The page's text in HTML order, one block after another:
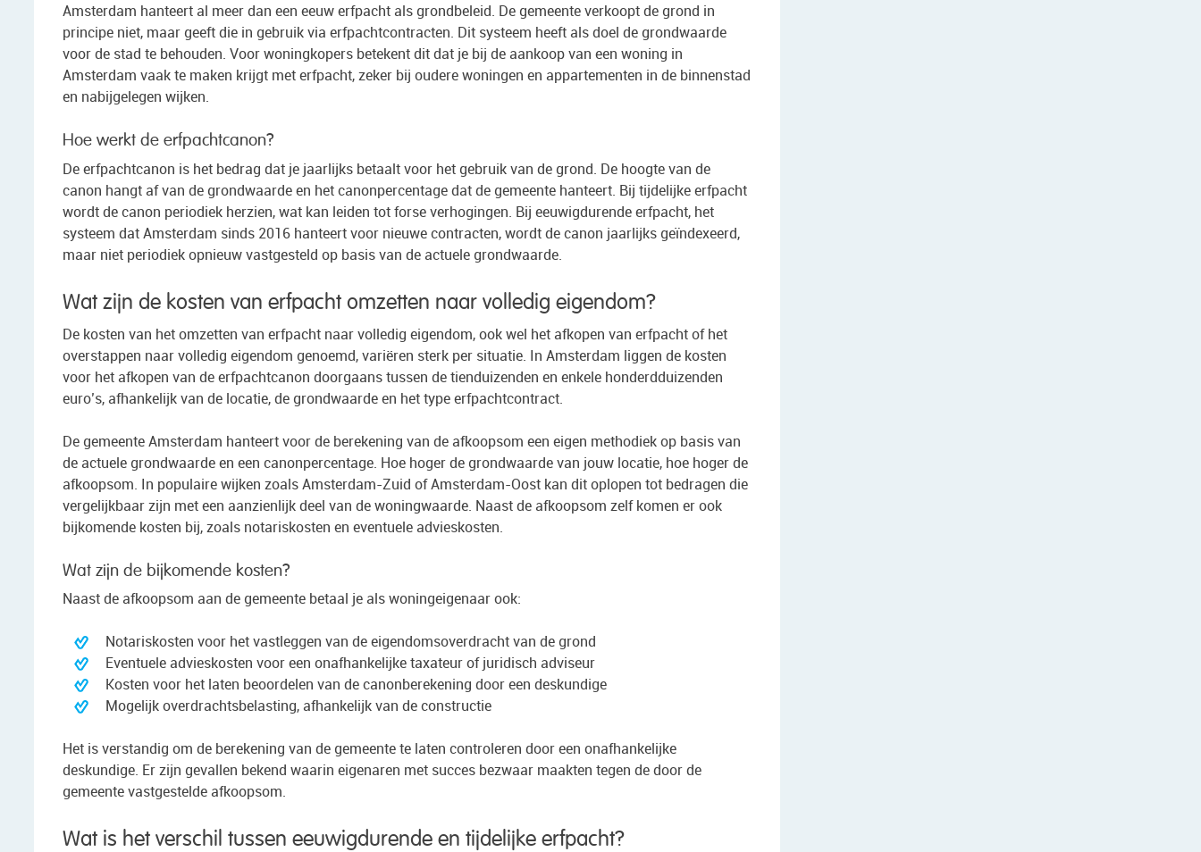
Amsterdam hanteert al meer dan een eeuw erfpacht als grondbeleid. De gemeente verkoopt de grond in
principe niet, maar geeft die in gebruik via erfpachtcontracten. Dit systeem heeft als doel de grondwaarde
voor de stad te behouden. Voor woningkopers betekent dit dat je bij de aankoop van een woning in
Amsterdam vaak te maken krijgt met erfpacht, zeker bij oudere woningen en appartementen in de binnenstad
en nabijgelegen wijken.
Hoe werkt de erfpachtcanon?
De erfpachtcanon is het bedrag dat je jaarlijks betaalt voor het gebruik van de grond. De hoogte van de
canon hangt af van de grondwaarde en het canonpercentage dat de gemeente hanteert. Bij tijdelijke erfpacht
wordt de canon periodiek herzien, wat kan leiden tot forse verhogingen. Bij eeuwigdurende erfpacht, het
systeem dat Amsterdam sinds 2016 hanteert voor nieuwe contracten, wordt de canon jaarlijks geïndexeerd,
maar niet periodiek opnieuw vastgesteld op basis van de actuele grondwaarde.
Wat zijn de kosten van erfpacht omzetten naar volledig eigendom?
De kosten van het omzetten van erfpacht naar volledig eigendom, ook wel het afkopen van erfpacht of het
overstappen naar volledig eigendom genoemd, variëren sterk per situatie. In Amsterdam liggen de kosten
voor het afkopen van de erfpachtcanon doorgaans tussen de tienduizenden en enkele honderdduizenden
euro’s, afhankelijk van de locatie, de grondwaarde en het type erfpachtcontract.
De gemeente Amsterdam hanteert voor de berekening van de afkoopsom een eigen methodiek op basis van
de actuele grondwaarde en een canonpercentage. Hoe hoger de grondwaarde van jouw locatie, hoe hoger de
afkoopsom. In populaire wijken zoals Amsterdam-Zuid of Amsterdam-Oost kan dit oplopen tot bedragen die
vergelijkbaar zijn met een aanzienlijk deel van de woningwaarde. Naast de afkoopsom zelf komen er ook
bijkomende kosten bij, zoals notariskosten en eventuele advieskosten.
Wat zijn de bijkomende kosten?
Naast de afkoopsom aan de gemeente betaal je als woningeigenaar ook:
Notariskosten voor het vastleggen van de eigendomsoverdracht van de grond
Eventuele advieskosten voor een onafhankelijke taxateur of juridisch adviseur
Kosten voor het laten beoordelen van de canonberekening door een deskundige
Mogelijk overdrachtsbelasting, afhankelijk van de constructie
Het is verstandig om de berekening van de gemeente te laten controleren door een onafhankelijke
deskundige. Er zijn gevallen bekend waarin eigenaren met succes bezwaar maakten tegen de door de
gemeente vastgestelde afkoopsom.
Wat is het verschil tussen eeuwigdurende en tijdelijke erfpacht?